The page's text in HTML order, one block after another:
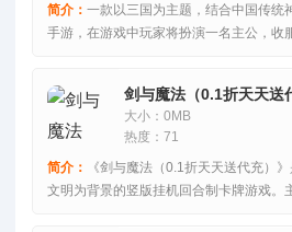
简介： 一款以三国为主题，结合中国传统
手游，在游戏中玩家将扮演一名主公，收
剑与魔法（0.1折天天送
大小：0MB
热度：71
简介：
《剑与魔法（0.1折天天送代充）
文明为背景的竖版挂机回合制卡牌游戏。